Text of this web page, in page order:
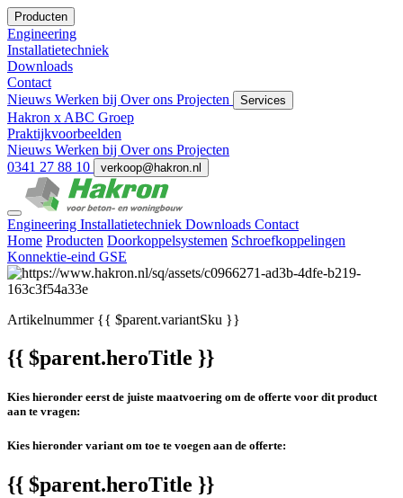
Producten
Engineering
Installatietechniek
Downloads
Contact
Nieuws Werken bij Over ons Projecten Services
Hakron x ABC Groep
Praktijkvoorbeelden
Nieuws Werken bij Over ons Projecten
0341 27 88 10
verkoop@hakron.nl
Engineering Installatietechniek Downloads Contact
Home Producten Doorkoppelsystemen Schroefkoppelingen
Konnektie-eind GSE
Artikelnummer{{ $parent.variantSku }}
{{ $parent.heroTitle }}
Kies hieronder eerst de juiste maatvoering om de offerte voor dit product
aan te vragen:
Kies hieronder variant om toe te voegen aan de offerte:
{{ $parent.heroTitle }}